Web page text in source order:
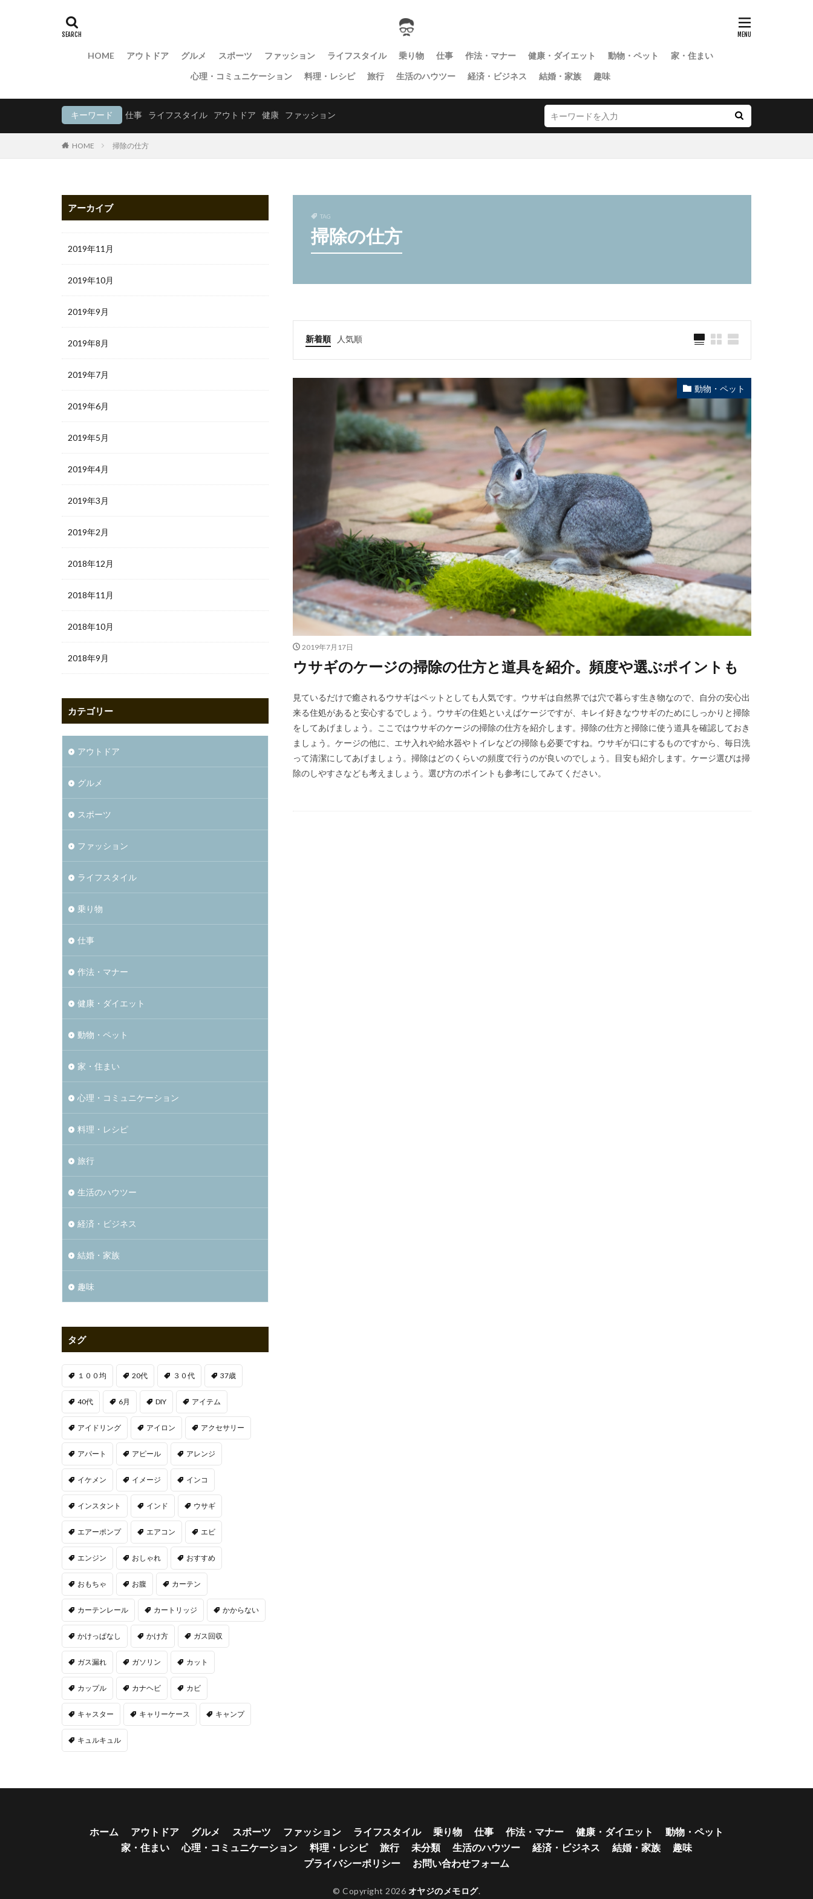
HOME アウトドア グルメ スポーツ ファッション ライフスタイル 乗り物 仕事 作法・マナー 健康・ダイエット 動物・ペット
家・住まい
心理・コミュニケーション
料理・レシピ 旅行 生活のハウツー 経済・ビジネス 結婚・家族 趣味
キーワード 仕事 ライフスタイル アウトドア 健康 ファッション
HOME 掃除の仕方
TAG
掃除の仕方
新着順 人気順
動物・ペット
2019年7月17日
ウサギのケージの掃除の仕方と道具を紹介。頻度や選ぶポイントも
見ているだけで癒されるウサギはペットとしても人気です。ウサギは自然界では穴で暮らす生き物なので、自分の安心出
来る住処があると安心するでしょう。ウサギの住処といえばケージですが、キレイ好きなウサギのためにしっかりと掃除
をしてあげましょう。ここではウサギのケージの掃除の仕方を紹介します。掃除の仕方と掃除に使う道具を確認しておき
ましょう。ケージの他に、エサ入れや給水器やトイレなどの掃除も必要ですね。ウサギが口にするものですから、毎日洗
って清潔にしてあげましょう。掃除はどのくらいの頻度で行うのが良いのでしょう。目安も紹介します。ケージ選びは掃
除のしやすさなども考えましょう。選び方のポイントも参考にしてみてください。
アーカイブ
2019年11月
2019年10月
2019年9月
2019年8月
2019年7月
2019年6月
2019年5月
2019年4月
2019年3月
2019年2月
2018年12月
2018年11月
2018年10月
2018年9月
カテゴリー
アウトドア
グルメ
スポーツ
ファッション
ライフスタイル
乗り物
仕事
作法・マナー
健康・ダイエット
動物・ペット
家・住まい
心理・コミュニケーション
料理・レシピ
旅行
生活のハウツー
経済・ビジネス
結婚・家族
趣味
タグ
１００均 20代 ３０代 37歳
40代 6月 DIY アイテム
アイドリング アイロン アクセサリー
アパート アピール アレンジ
イケメン イメージ インコ
インスタント インド ウサギ
エアーポンプ エアコン エビ
エンジン おしゃれ おすすめ
おもちゃ お腹 カーテン
カーテンレール カートリッジ かからない
かけっぱなし かけ方 ガス回収
ガス漏れ ガソリン カット
カップル カナヘビ カビ
キャスター キャリーケース キャンプ
キュルキュル
ホーム アウトドア グルメ スポーツ ファッション ライフスタイル 乗り物 仕事 作法・マナー 健康・ダイエット
動物・ペット
家・住まい
心理・コミュニケーション 料理・レシピ 旅行 未分類 生活のハウツー 経済・ビジネス 結婚・家族
趣味
プライバシーポリシー
お問い合わせフォーム
© Copyright 2026 オヤジのメモログ.